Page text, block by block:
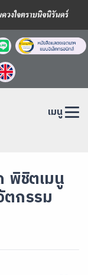
เมนู
พิชิตเมนู
ตกรรม